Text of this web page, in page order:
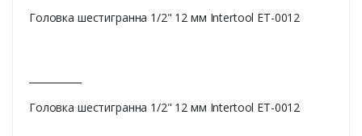
Головка шестигранна 1/2" 12 мм Intertool ET-0012
Головка шестигранна 1/2" 12 мм Intertool ET-0012